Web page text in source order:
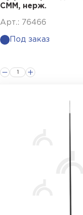
СММ, нерж.
Арт.: 76466
Под заказ